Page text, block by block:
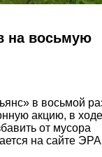
на восьмую
в восьмой
акцию, в ходе
от мусора
на сайте